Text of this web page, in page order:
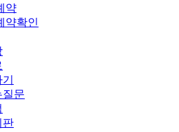
약
약확인
질문
판